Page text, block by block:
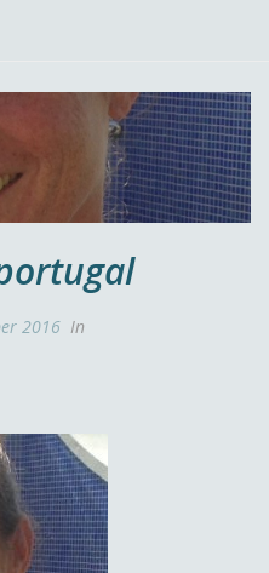
2016 In